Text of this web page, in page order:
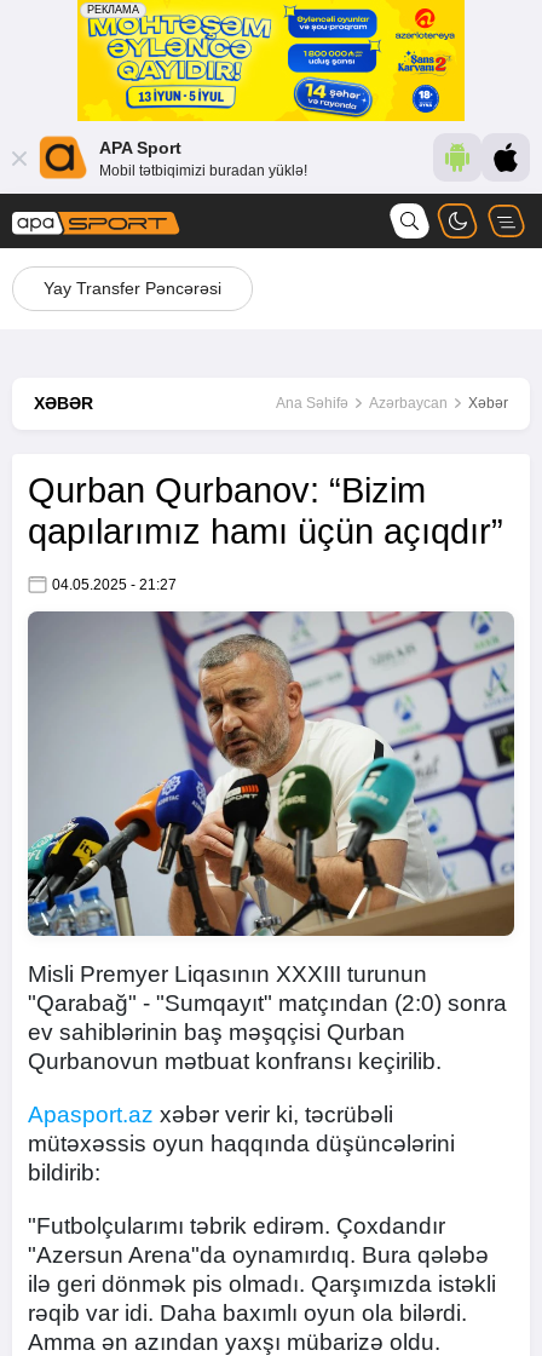
APA Sport
Mobil tətbiqimizi buradan yüklə!
Yay Transfer Pəncərəsi
XƏBƏR Ana Səhifə Azərbaycan Xəbər
Qurban Qurbanov: “Bizim
qapılarımız hamı üçün açıqdır”
04.05.2025 - 21:27
Misli Premyer Liqasının XXXIII turunun
"Qarabağ" - "Sumqayıt" matçından (2:0) sonra
ev sahiblərinin baş məşqçisi Qurban
Qurbanovun mətbuat konfransı keçirilib.
Apasport.az xəbər verir ki, təcrübəli
mütəxəssis oyun haqqında düşüncələrini
bildirib:
"Futbolçularımı təbrik edirəm. Çoxdandır
"Azersun Arena"da oynamırdıq. Bura qələbə
ilə geri dönmək pis olmadı. Qarşımızda istəkli
rəqib var idi. Daha baxımlı oyun ola bilərdi.
Amma ən azından yaxşı mübarizə oldu.